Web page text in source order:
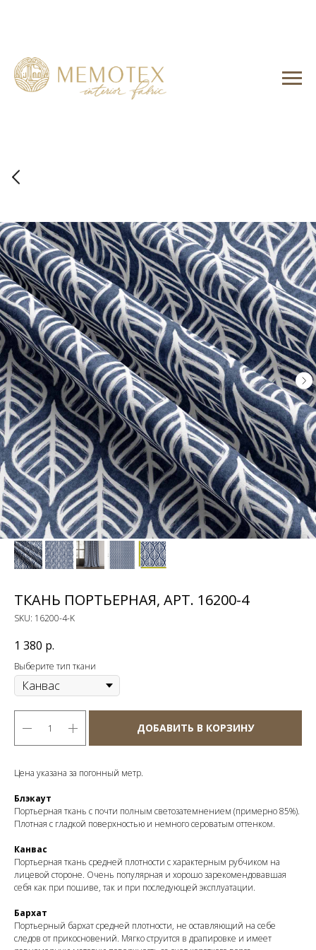
ТКАНЬ ПОРТЬЕРНАЯ, АРТ. 16200-4
SKU: 16200-4-K
1 380 р.
Выберите тип ткани
ДОБАВИТЬ В КОРЗИНУ
Цена указана за погонный метр.
Блэкаут
Портьерная ткань с почти полным светозатемнением (примерно 85%).
Плотная с гладкой поверхностью и немного сероватым оттенком.
Канвас
Портьерная ткань средней плотности с характерным рубчиком на
лицевой стороне. Очень популярная и хорошо зарекомендовавшая
себя как при пошиве, так и при последующей эксплуатации.
Бархат
Портьерный бархат средней плотности, не оставляющий на себе
следов от прикосновений. Мягко струится в драпировке и имеет